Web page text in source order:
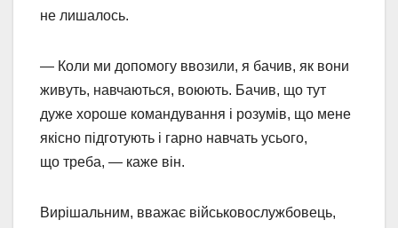
не лишалось.
— Коли ми допомогу ввозили, я бачив, як вони
живуть, навчаються, воюють. Бачив, що тут
дуже хороше командування і розумів, що мене
якісно підготують і гарно навчать усього,
що треба, — каже він.
Вирішальним, вважає військовослужбовець,